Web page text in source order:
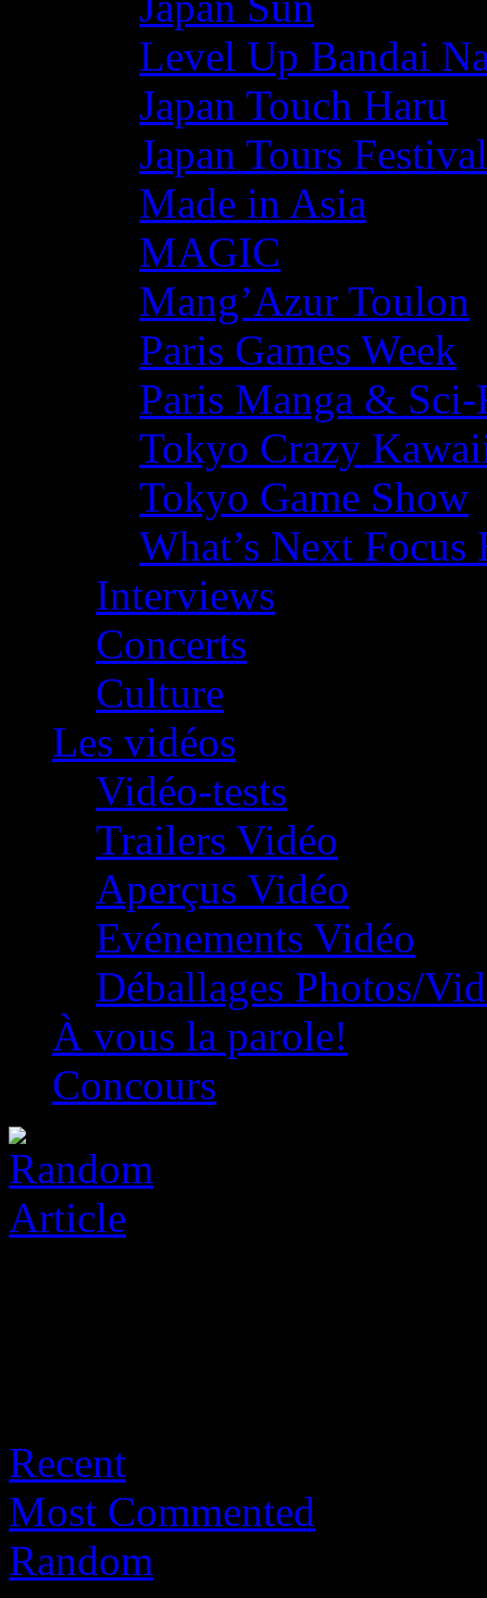
Level Up Bandai
Japan Touch Haru
Japan Tours Festival
Made in Asia
MAGIC
Mang’Azur Toulon
Paris Games Week
Paris Manga &
Tokyo Crazy
Tokyo Game Show
What’s Next
Interviews
Concerts
Culture
Les vidéos
Vidéo-tests
Trailers Vidéo
Aperçus Vidéo
Evénements Vidéo
Déballages Photos/
À vous la parole!
Concours
Recent
Most Commented
Random